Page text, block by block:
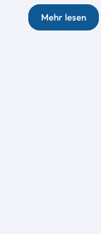
Mehr lesen